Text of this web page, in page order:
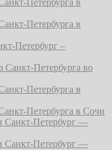
Петербурга в
Петербурга в
Петербург –
Санкт-Петербурга во
Петербурга в
Петербурга в Сочи
Санкт-Петербург —
Санкт-Петербург —